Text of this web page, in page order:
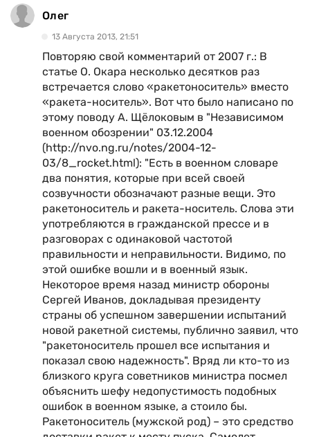
Олег
13 Августа 2013, 21:51
Повторяю свой комментарий от 2007 г.: В
статье О. Окара несколько десятков раз
встречается слово «ракетоноситель» вместо
«ракета-носитель». Вот что было написано по
этому поводу А. Щёлоковым в "Независимом
военном обозрении" 03.12.2004
(http://nvo.ng.ru/notes/2004-12-
03/8_rocket.html): "Есть в военном словаре
два понятия, которые при всей своей
созвучности обозначают разные вещи. Это
ракетоноситель и ракета-носитель. Слова эти
употребляются в гражданской прессе и в
разговорах с одинаковой частотой
правильности и неправильности. Видимо, по
этой ошибке вошли и в военный язык.
Некоторое время назад министр обороны
Сергей Иванов, докладывая президенту
страны об успешном завершении испытаний
новой ракетной системы, публично заявил, что
"ракетоноситель прошел все испытания и
показал свою надежность". Вряд ли кто-то из
близкого круга советников министра посмел
объяснить шефу недопустимость подобных
ошибок в военном языке, а стоило бы.
Ракетоноситель (мужской род) – это средство